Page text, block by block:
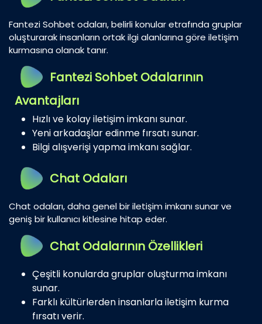
Fantezi Sohbet odaları, belirli konular etrafında gruplar
oluşturarak insanların ortak ilgi alanlarına göre iletişim
kurmasına olanak tanır.
Fantezi Sohbet Odalarının
Avantajları
Hızlı ve kolay iletişim imkanı sunar.
Yeni arkadaşlar edinme fırsatı sunar.
Bilgi alışverişi yapma imkanı sağlar.
Chat Odaları
Chat odaları, daha genel bir iletişim imkanı sunar ve
geniş bir kullanıcı kitlesine hitap eder.
Chat Odalarının Özellikleri
Çeşitli konularda gruplar oluşturma imkanı
sunar.
Farklı kültürlerden insanlarla iletişim kurma
fırsatı verir.